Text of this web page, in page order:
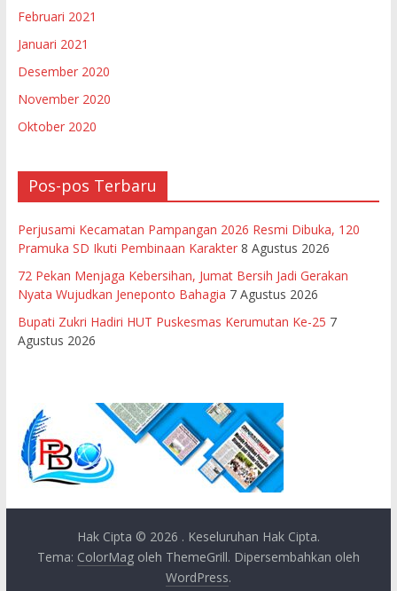
Februari 2021
Januari 2021
Desember 2020
November 2020
Oktober 2020
Pos-pos Terbaru
Perjusami Kecamatan Pampangan 2026 Resmi Dibuka, 120
Pramuka SD Ikuti Pembinaan Karakter 8 Agustus 2026
72 Pekan Menjaga Kebersihan, Jumat Bersih Jadi Gerakan
Nyata Wujudkan Jeneponto Bahagia 7 Agustus 2026
Bupati Zukri Hadiri HUT Puskesmas Kerumutan Ke-25 7
Agustus 2026
Hak Cipta © 2026 . Keseluruhan Hak Cipta.
Tema: ColorMagoleh ThemeGrill. Dipersembahkan oleh
WordPress.